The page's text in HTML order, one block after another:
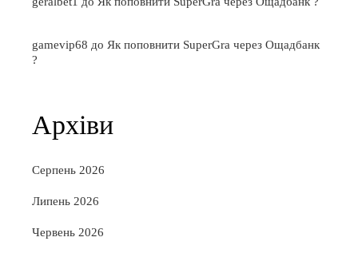
gamevip68 до Як поповнити SuperGra через Ощадбанк
?
Архіви
Серпень 2026
Липень 2026
Червень 2026